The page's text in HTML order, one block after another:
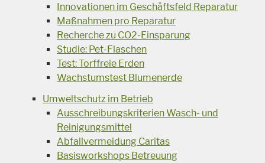
Innovationen im Geschäftsfeld Reparatur
Maßnahmen pro Reparatur
Recherche zu CO2-Einsparung
Studie: Pet-Flaschen
Test: Torffreie Erden
Wachstumstest Blumenerde
Umweltschutz im Betrieb
Ausschreibungskriterien Wasch- und
Reinigungsmittel
Abfallvermeidung Caritas
Basisworkshops Betreuung